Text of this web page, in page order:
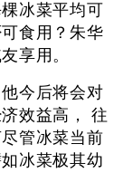
冰菜平均可
食用？朱华
友享用。
今后将会对
效益高， 往
管冰菜当前
冰菜极其幼